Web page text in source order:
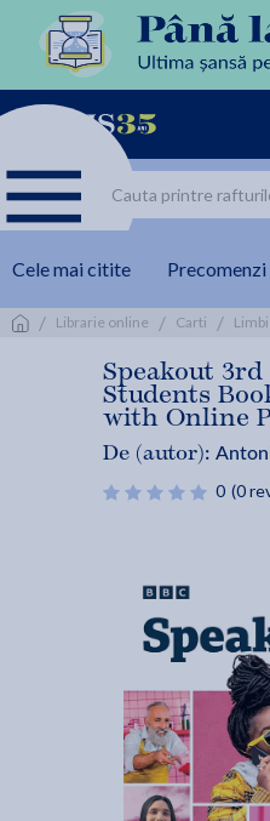
Cele mai citite Precomenzi
/ Librarie online / Carti /
Speakout
Students
with Online
De (autor):
0 (0